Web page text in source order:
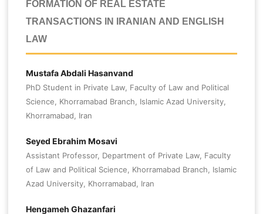
FORMATION OF REAL ESTATE
TRANSACTIONS IN IRANIAN AND ENGLISH
LAW
Mustafa Abdali Hasanvand
PhD Student in Private Law, Faculty of Law and Political
Science, Khorramabad Branch, Islamic Azad University,
Khorramabad, Iran
Seyed Ebrahim Mosavi
Assistant Professor, Department of Private Law, Faculty
of Law and Political Science, Khorramabad Branch, Islamic
Azad University, Khorramabad, Iran
Hengameh Ghazanfari